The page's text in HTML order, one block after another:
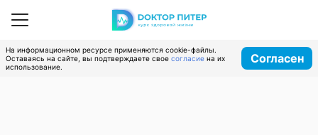
На информационном ресурсе применяются cookie-файлы.
Оставаясь на сайте, вы подтверждаете свое согласие на их
использование.
Согласен